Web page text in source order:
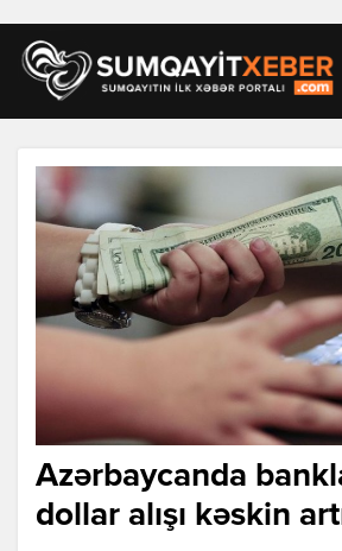
Azərbaycanda
dollar alışı kəskin